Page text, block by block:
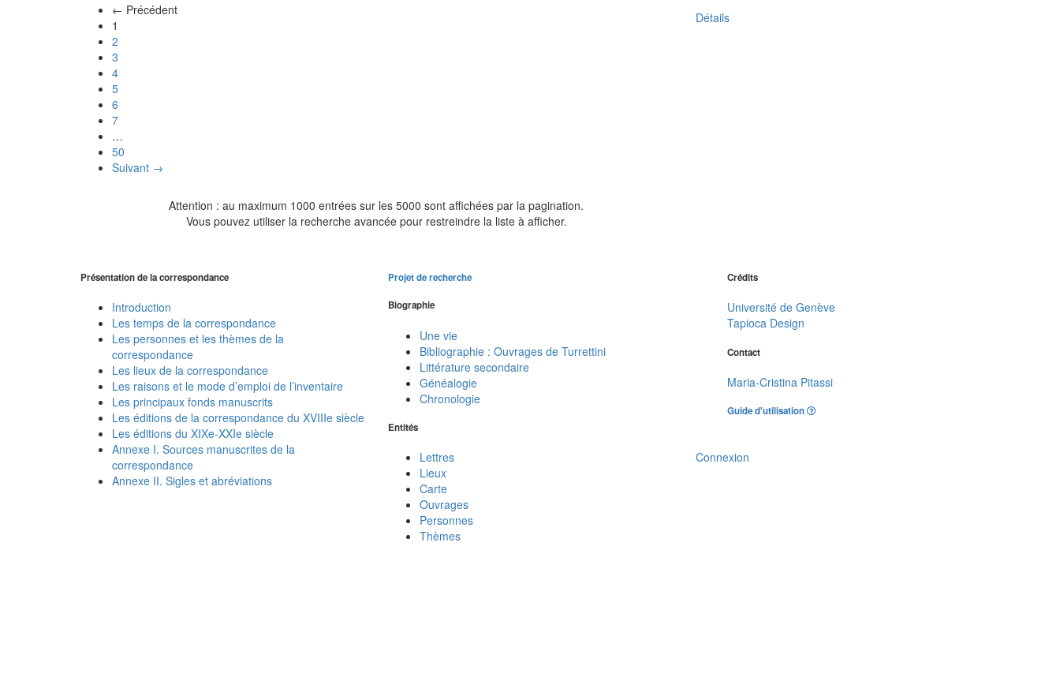
← Précédent
1
2
3
4
5
6
7
…
50
Suivant →
Attention : au maximum 1000 entrées sur les 5000 sont affichées par la pagination.
Vous pouvez utiliser la recherche avancée pour restreindre la liste à afficher.
Détails
Présentation de la correspondance
Introduction
Les temps de la correspondance
Les personnes et les thèmes de la
correspondance
Les lieux de la correspondance
Les raisons et le mode d’emploi de l’inventaire
Les principaux fonds manuscrits
Les éditions de la correspondance du XVIIIe siècle
Les éditions du XIXe-XXIe siècle
Annexe I. Sources manuscrites de la
correspondance
Annexe II. Sigles et abréviations
Projet de recherche
Biographie
Une vie
Bibliographie : Ouvrages de Turrettini
Littérature secondaire
Généalogie
Chronologie
Entités
Lettres
Lieux
Carte
Ouvrages
Personnes
Thèmes
Crédits
Université de Genève
Tapioca Design
Contact
Maria-Cristina Pitassi
Guide d'utilisation
Connexion